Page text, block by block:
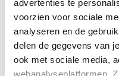
advertenties te
voorzien voor sociale
analyseren en de
delen de gegevens van
ook met sociale media,
webanalyseplatformen.